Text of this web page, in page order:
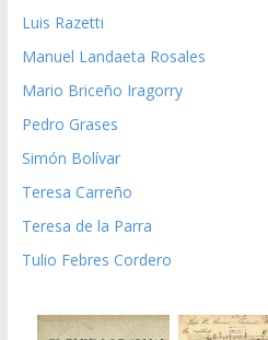
Luis Razetti
Manuel Landaeta Rosales
Mario Briceño Iragorry
Pedro Grases
Simón Bolívar
Teresa Carreño
Teresa de la Parra
Tulio Febres Cordero